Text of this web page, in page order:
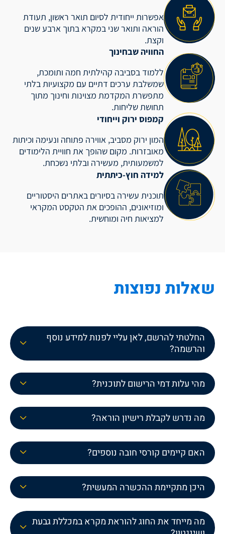
אפשרות ייחודית לסיום תואר ראשון, תעודת
הוראה ותואר שני במקרא בתוך ארבע שנים
וקצת.
החוויה שבחינוך
ללמוד בסביבה קהילתית חמה ותומכת,
שמשלבת ערכים דתיים עם מקצועיות בלתי
מתפשרת המקדמת מצוינות וחינוך מתוך
תחושת שליחות.
קמפוס ירוק וייחודי
המון ירוק מסביב, אווירה פתוחה ונעימה וכיתות
מאובזרות. מקום שהופך את חוויית הלימודים
למשמעותית, מעשירה ובלתי נשכחת.
למידה חוץ-כיתתית
תוכנית עשירה בסיורים באתרים היסטוריים
ומוזיאונים, ההופכים את הטקסט המקראי
למציאות חיה ומוחשית.
שאלות נפוצות
החלטתי להרשם, לאן עליי לפנות למידע נוסף
והרשמה?
מהי עלות דמי הרישום לתוכנית?
מה נדרש לקבלת רישיון הוראה?
האם קיימים קורסי חובה נוספים?
היכן מתקיימת ההכשרה המעשית?
מה מייחד את החוג להוראת מקרא במכללת גבעת